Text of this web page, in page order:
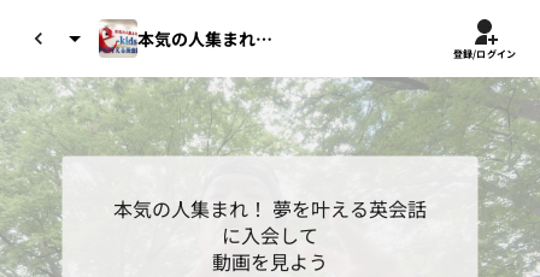
本気の人集まれ！ 夢を叶える英会話
登録/ログイン
本気の人集まれ！ 夢を叶える英会話
に入会して
動画を見よう